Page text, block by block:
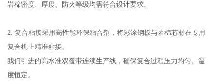
岩棉密度、厚度、防火等级均需符合设计要求。
2. 复合粘接采用高性能环保粘合剂，将彩涂钢板与岩棉芯材在专用
复合机上精准粘接。
我们引进的高水准双覆带连续生产线，确保复合过程压力均匀、温
度恒定。